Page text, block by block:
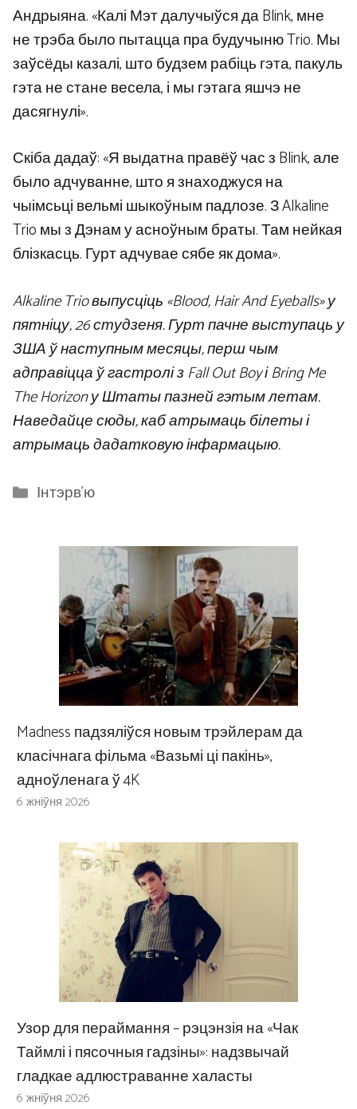
Андрыяна. «Калі Мэт далучыўся да Blink, мне
не трэба было пытацца пра будучыню Trio. Мы
заўсёды казалі, што будзем рабіць гэта, пакуль
гэта не стане весела, і мы гэтага яшчэ не
дасягнулі».
Скіба дадаў: «Я выдатна правёў час з Blink, але
было адчуванне, што я знаходжуся на
чыімсьці вельмі шыкоўным падлозе. З Alkaline
Trio мы з Дэнам у асноўным браты. Там нейкая
блізкасць. Гурт адчувае сябе як дома».
Alkaline Trio выпусціць «Blood, Hair And Eyeballs» у
пятніцу, 26 студзеня. Гурт пачне выступаць у
ЗША ў наступным месяцы, перш чым
адправіцца ў гастролі з Fall Out Boy і Bring Me
The Horizon у Штаты пазней гэтым летам.
Наведайце сюды, каб атрымаць білеты і
атрымаць дадатковую інфармацыю.
Categories
Інтэрв'ю
Madness падзяліўся новым трэйлерам да
класічнага фільма «Вазьмі ці пакінь»,
адноўленага ў 4K
6 жніўня 2026
Узор для пераймання – рэцэнзія на «Чак
Таймлі і пясочныя гадзіны»: надзвычай
гладкае адлюстраванне халасты
6 жніўня 2026